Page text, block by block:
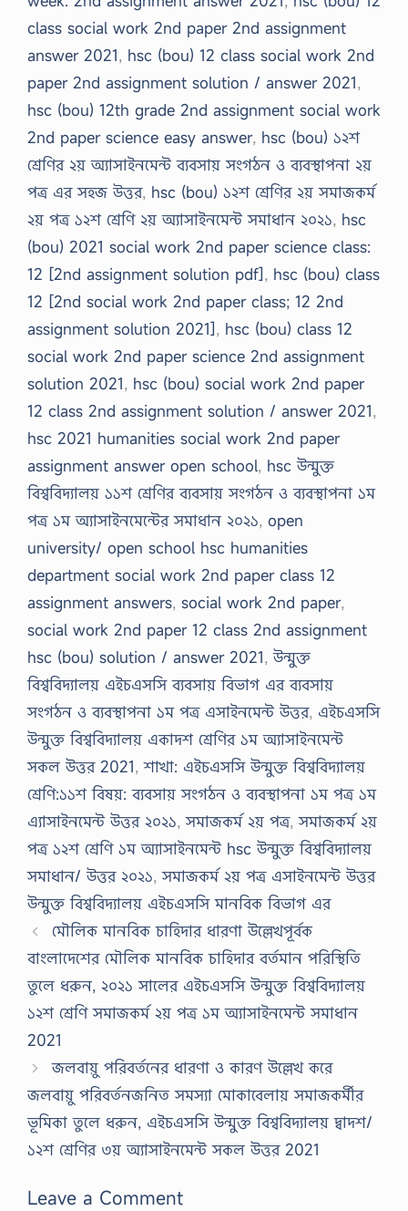
class social work 2nd paper 2nd assignment
answer 2021, hsc (bou) 12 class social work 2nd
paper 2nd assignment solution / answer 2021,
hsc (bou) 12th grade 2nd assignment social work
2nd paper science easy answer, hsc (bou) ১২শ
শ্রেণির ২য় অ্যাসাইনমেন্ট ব্যবসায় সংগঠন ও ব্যবস্থাপনা ২য়
পত্র এর সহজ উত্তর, hsc (bou) ১২শ শ্রেণির ২য় সমাজকর্ম
২য় পত্র ১২শ শ্রেণি ২য় অ্যাসাইনমেন্ট সমাধান ২০২১, hsc
(bou) 2021 social work 2nd paper science class:
12 [2nd assignment solution pdf], hsc (bou) class
12 [2nd social work 2nd paper class; 12 2nd
assignment solution 2021], hsc (bou) class 12
social work 2nd paper science 2nd assignment
solution 2021, hsc (bou) social work 2nd paper
12 class 2nd assignment solution / answer 2021,
hsc 2021 humanities social work 2nd paper
assignment answer open school, hsc উন্মুক্ত
বিশ্ববিদ্যালয় ১১শ শ্রেণির ব্যবসায় সংগঠন ও ব্যবস্থাপনা ১ম
পত্র ১ম অ্যাসাইনমেন্টের সমাধান ২০২১, open
university/ open school hsc humanities
department social work 2nd paper class 12
assignment answers, social work 2nd paper,
social work 2nd paper 12 class 2nd assignment
hsc (bou) solution / answer 2021,উন্মুক্ত
বিশ্ববিদ্যালয় এইচএসসি ব্যবসায় বিভাগ এর ব্যবসায়
সংগঠন ও ব্যবস্থাপনা ১ম পত্র এসাইনমেন্ট উত্তর, এইচএসসি
উন্মুক্ত বিশ্ববিদ্যালয় একাদশ শ্রেণির ১ম অ্যাসাইনমেন্ট
সকল উত্তর 2021,শাখা: এইচএসসি উন্মুক্ত বিশ্ববিদ্যালয়
শ্রেণি:১১শ বিষয়: ব্যবসায় সংগঠন ও ব্যবস্থাপনা ১ম পত্র ১ম
এ্যাসাইনমেন্ট উত্তর ২০২১,সমাজকর্ম ২য় পত্র,সমাজকর্ম ২য়
পত্র ১২শ শ্রেণি ১ম অ্যাসাইনমেন্ট hsc উন্মুক্ত বিশ্ববিদ্যালয়
সমাধান/ উত্তর ২০২১,সমাজকর্ম ২য় পত্র এসাইনমেন্ট উত্তর
উন্মুক্ত বিশ্ববিদ্যালয় এইচএসসি মানবিক বিভাগ এর
মৌলিক মানবিক চাহিদার ধারণা উল্লেখপূর্বক
বাংলাদেশের মৌলিক মানবিক চাহিদার বর্তমান পরিস্থিতি
তুলে ধরুন, ২০২১ সালের এইচএসসি উন্মুক্ত বিশ্ববিদ্যালয়
১২শ শ্রেণি সমাজকর্ম ২য় পত্র ১ম অ্যাসাইনমেন্ট সমাধান
2021
জলবায়ু পরিবর্তনের ধারণা ও কারণ উল্লেখ করে
জলবায়ু পরিবর্তনজনিত সমস্যা মােকাবেলায় সমাজকর্মীর
ভূমিকা তুলে ধরুন, এইচএসসি উন্মুক্ত বিশ্ববিদ্যালয় দ্বাদশ/
১২শ শ্রেণির ৩য় অ্যাসাইনমেন্ট সকল উত্তর 2021
Leave a Comment